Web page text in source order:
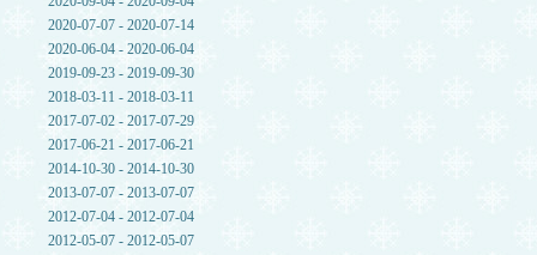
2020-07-07 - 2020-07-14
2020-06-04 - 2020-06-04
2019-09-23 - 2019-09-30
2018-03-11 - 2018-03-11
2017-07-02 - 2017-07-29
2017-06-21 - 2017-06-21
2014-10-30 - 2014-10-30
2013-07-07 - 2013-07-07
2012-07-04 - 2012-07-04
2012-05-07 - 2012-05-07